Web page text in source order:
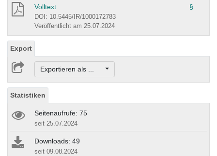
Volltext §
DOI: 10.5445/IR/1000172783
Veröffentlicht am 25.07.2024
Export
Exportieren als ...
Statistiken
Seitenaufrufe: 75
seit 25.07.2024
Downloads: 49
seit 09.08.2024